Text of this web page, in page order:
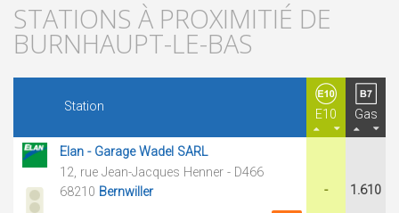
STATIONS À PROXIMITIÉ DE
BURNHAUPT-LE-BAS
Station
E10 Gas
Elan - Garage Wadel SARL
12, rue Jean-Jacques Henner - D466
68210 Bernwiller - 1.610